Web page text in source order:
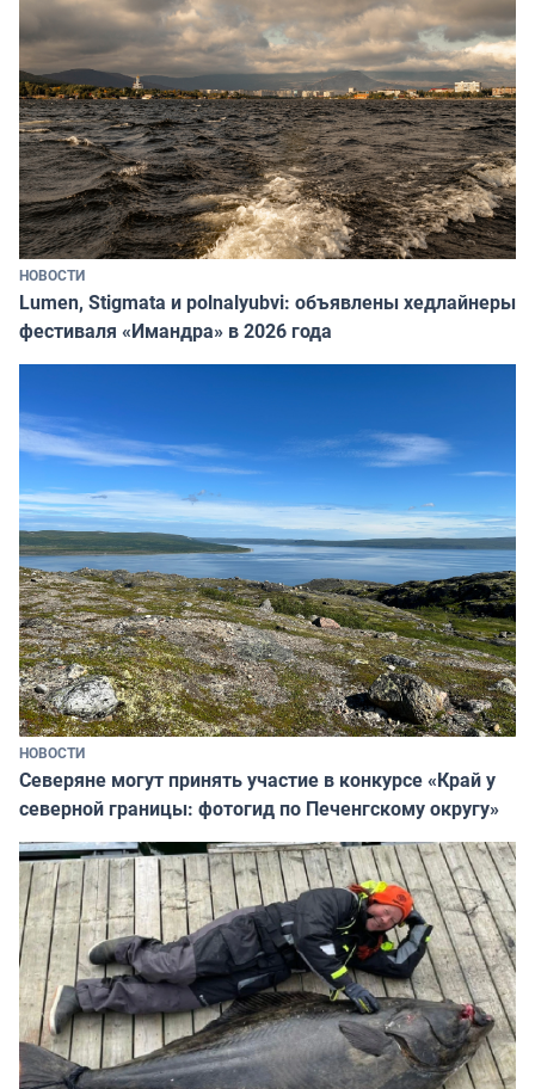
НОВОСТИ
Lumen, Stigmata и polnalyubvi: объявлены хедлайнеры
фестиваля «Имандра» в 2026 года
НОВОСТИ
Северяне могут принять участие в конкурсе «Край у
северной границы: фотогид по Печенгскому округу»